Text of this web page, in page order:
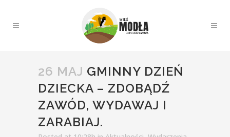
26 MAJ GMINNY DZIEŃ
DZIECKA – ZDOBĄDŹ
ZAWÓD, WYDAWAJ I
ZARABIAJ.